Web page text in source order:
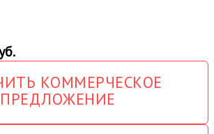
КОММЕРЧЕСКОЕ
ПРЕДЛОЖЕНИЕ